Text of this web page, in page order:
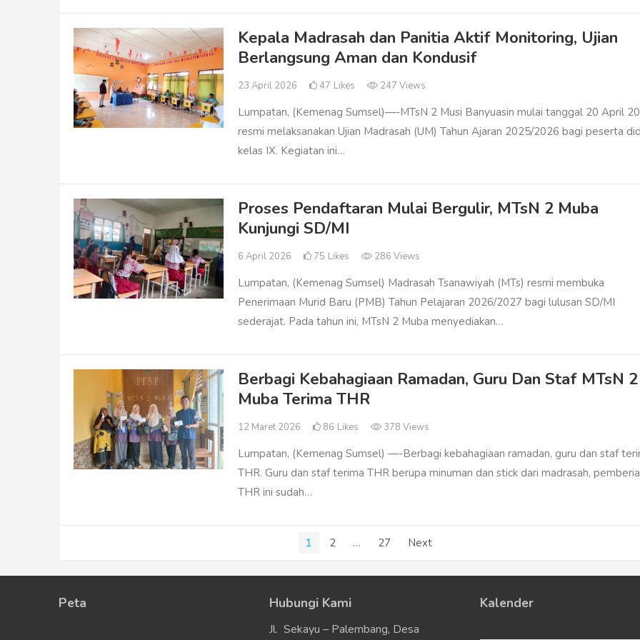
Kepala Madrasah dan Panitia Aktif Monitoring, Ujian
Berlangsung Aman dan Kondusif
23 April 2026 47 Likes 247 Views
Lumpatan, (Kemenag Sumsel)—-MTsN 2 Musi Banyuasin mulai tanggal 20 April
resmi melaksanakan Ujian Madrasah (UM) Tahun Ajaran 2025/2026 bagi peserta
kelas IX. Kegiatan ini…
Proses Pendaftaran Mulai Bergulir, MTsN 2 Muba
Kunjungi SD/MI
6 April 2026 75 Likes 286 Views
Lumpatan, (Kemenag Sumsel) Madrasah Tsanawiyah (MTs) resmi membuka
Penerimaan Murid Baru (PMB) Tahun Pelajaran 2026/2027 bagi lulusan SD/MI
sederajat. Pada tahun ini, MTsN 2 Muba menyediakan…
Berbagi Kebahagiaan Ramadan, Guru Dan Staf MTsN 2
Muba Terima THR
12 Maret 2026 86 Likes 378 Views
Lumpatan, (Kemenag Sumsel) —-Berbagi kebahagiaan ramadan, guru dan staf
THR. Guru dan staf terima THR berupa minuman dan stick dari madrasah,
THR ini sudah…
1 2 … 27 Next
Peta Hubungi Kami
Jl. Sekayu – Palembang, Desa
Kalender